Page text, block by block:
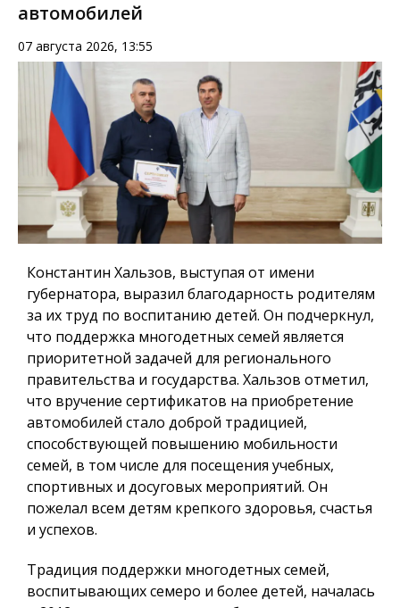
автомобилей
07 августа 2026, 13:55
Константин Хальзов, выступая от имени
губернатора, выразил благодарность родителям
за их труд по воспитанию детей. Он подчеркнул,
что поддержка многодетных семей является
приоритетной задачей для регионального
правительства и государства. Хальзов отметил,
что вручение сертификатов на приобретение
автомобилей стало доброй традицией,
способствующей повышению мобильности
семей, в том числе для посещения учебных,
спортивных и досуговых мероприятий. Он
пожелал всем детям крепкого здоровья, счастья
и успехов.
Традиция поддержки многодетных семей,
воспитывающих семеро и более детей, началась